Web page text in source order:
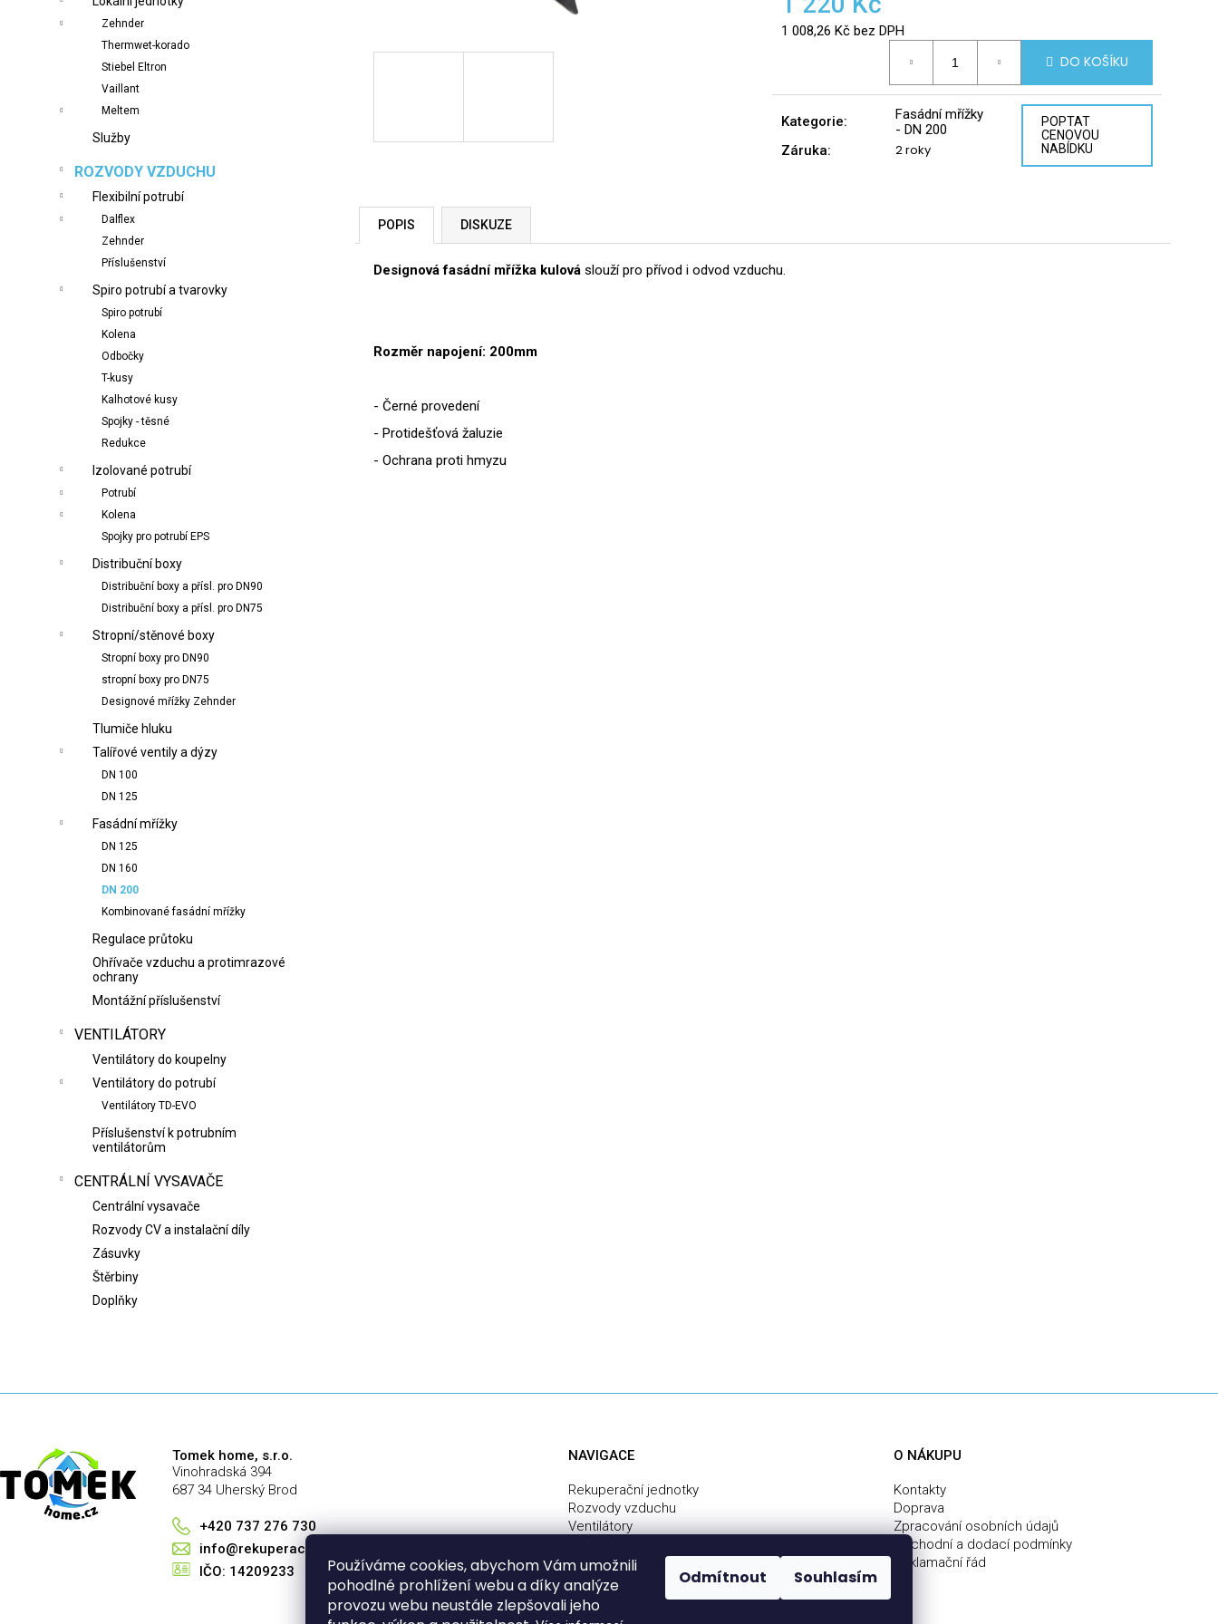
Používáme cookies, abychom Vám umožnili
pohodlné prohlížení webu a díky analýze
provozu webu neustále zlepšovali jeho
Odmítnout Souhlasím
Zehnder
Thermwet-korado
Stiebel Eltron
Vaillant
Meltem
Služby
ROZVODY VZDUCHU
Flexibilní potrubí
Dalflex
Zehnder
Příslušenství
Spiro potrubí a tvarovky
Spiro potrubí
Kolena
Odbočky
T-kusy
Kalhotové kusy
Spojky - těsné
Redukce
Izolované potrubí
Potrubí
Kolena
Spojky pro potrubí EPS
Distribuční boxy
Distribuční boxy a přísl. pro DN90
Distribuční boxy a přísl. pro DN75
Stropní/stěnové boxy
Stropní boxy pro DN90
stropní boxy pro DN75
Designové mřížky Zehnder
Tlumiče hluku
Talířové ventily a dýzy
DN 100
DN 125
Fasádní mřížky
DN 125
DN 160
DN 200
Kombinované fasádní mřížky
Regulace průtoku
Ohřívače vzduchu a protimrazové
ochrany
Montážní příslušenství
VENTILÁTORY
Ventilátory do koupelny
Ventilátory do potrubí
Ventilátory TD-EVO
Příslušenství k potrubním
ventilátorům
CENTRÁLNÍ VYSAVAČE
Centrální vysavače
Rozvody CV a instalační díly
Zásuvky
Štěrbiny
Doplňky
1 008,26 Kč bez DPH
DO KOŠÍKU
Kategorie:
Fasádní mřížky
- DN 200
Záruka: 2 roky
POPTAT
CENOVOU
NABÍDKU
POPIS DISKUZE
Designová fasádní mřížka kulová slouží pro přívod i odvod vzduchu.
Rozměr napojení: 200mm
- Černé provedení
- Protidešťová žaluzie
- Ochrana proti hmyzu
Tomek home, s.r.o.
Vinohradská 394
687 34 Uherský Brod
+420 737 276 730
info@rekuperace-tomek.cz
IČO: 14209233
NAVIGACE
Rekuperační jednotky
Rozvody vzduchu
Ventilátory
Služby
Montáž rekuperace svépomocí - návod
O NÁKUPU
Kontakty
Doprava
Zpracování osobních údajů
Obchodní a dodací podmínky
Reklamační řád